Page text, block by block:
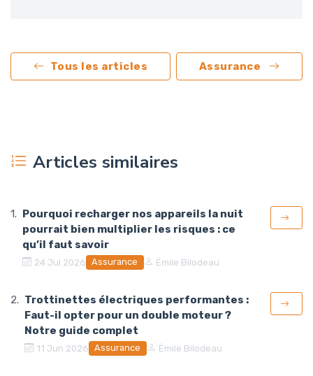
Tous les articles Assurance
Articles similaires
Pourquoi recharger nos appareils la nuit
pourrait bien multiplier les risques : ce
qu’il faut savoir
24 Jul 2026 Assurance Émile Bilodeau
Trottinettes électriques performantes :
Faut-il opter pour un double moteur ?
Notre guide complet
11 Jun 2026 Assurance Émile Bilodeau